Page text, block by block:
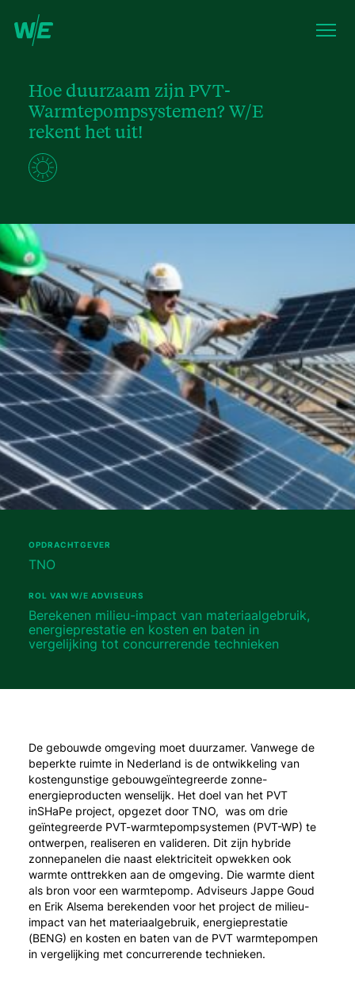
Hoe duurzaam zijn PVT-
Warmtepompsystemen? W/E
rekent het uit!
OPDRACHTGEVER
TNO
ROL VAN W/E ADVISEURS
Berekenen milieu-impact van materiaalgebruik,
energieprestatie en kosten en baten in
vergelijking tot concurrerende technieken
De gebouwde omgeving moet duurzamer. Vanwege de
beperkte ruimte in Nederland is de ontwikkeling van
kostengunstige gebouwgeïntegreerde zonne-
energieproducten wenselijk. Het doel van het PVT
inSHaPe project, opgezet door TNO, was om drie
geïntegreerde PVT-warmtepompsystemen (PVT-WP) te
ontwerpen, realiseren en valideren. Dit zijn hybride
zonnepanelen die naast elektriciteit opwekken ook
warmte onttrekken aan de omgeving. Die warmte dient
als bron voor een warmtepomp. Adviseurs Jappe Goud
en Erik Alsema berekenden voor het project de milieu-
impact van het materiaalgebruik, energieprestatie
(BENG) en kosten en baten van de PVT warmtepompen
in vergelijking met concurrerende technieken.